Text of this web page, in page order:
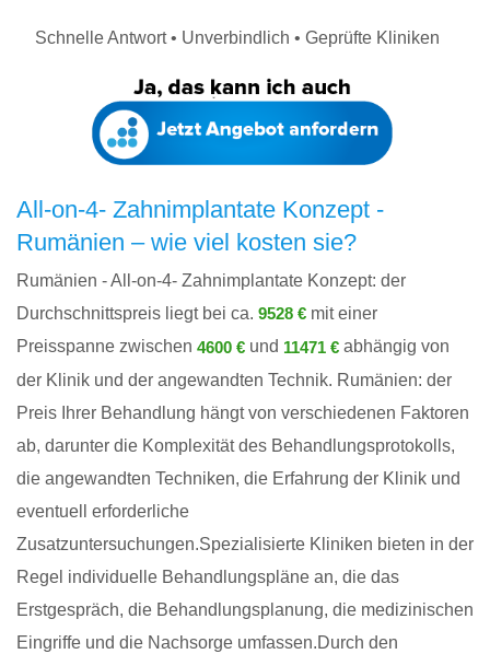
Schnelle Antwort • Unverbindlich • Geprüfte Kliniken
All-on-4- Zahnimplantate Konzept -
Rumänien – wie viel kosten sie?
Rumänien - All-on-4- Zahnimplantate Konzept: der
Durchschnittspreis liegt bei ca. 9528 € mit einer
Preisspanne zwischen 4600 € und 11471 € abhängig von
der Klinik und der angewandten Technik. Rumänien: der
Preis Ihrer Behandlung hängt von verschiedenen Faktoren
ab, darunter die Komplexität des Behandlungsprotokolls,
die angewandten Techniken, die Erfahrung der Klinik und
eventuell erforderliche
Zusatzuntersuchungen.Spezialisierte Kliniken bieten in der
Regel individuelle Behandlungspläne an, die das
Erstgespräch, die Behandlungsplanung, die medizinischen
Eingriffe und die Nachsorge umfassen.Durch den